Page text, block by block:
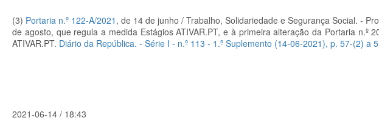
(3) Portaria n.º 122-A/2021 , de 14 de junho / Trabalho, Solidariedade e Segurança Social. -
de agosto, que regula a medida Estágios ATIVAR.PT, e à primeira alteração da Portaria n.º
ATIVAR.PT. Diário da República. - Série I - n.º 113 - 1.º Suplemento (14-06-2021), p. 57-(2) a
2021-06-14 / 18:43